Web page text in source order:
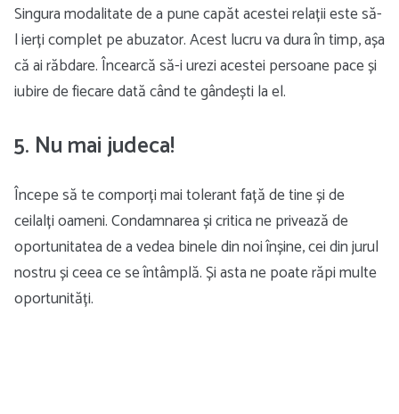
Singura modalitate de a pune capăt acestei relații este să-
l ierți complet pe abuzator. Acest lucru va dura în timp, așa
că ai răbdare. Încearcă să-i urezi acestei persoane pace și
iubire de fiecare dată când te gândești la el.
5. Nu mai judeca!
Începe să te comporți mai tolerant față de tine și de
ceilalți oameni. Condamnarea și critica ne privează de
oportunitatea de a vedea binele din noi înșine, cei din jurul
nostru și ceea ce se întâmplă. Și asta ne poate răpi multe
oportunități.